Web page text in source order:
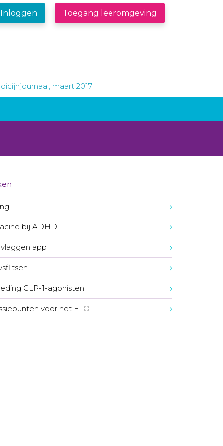
Inloggen Toegang leeromgeving
maart 2017
bij ADHD
app
GLP-1-agonisten
voor het FTO